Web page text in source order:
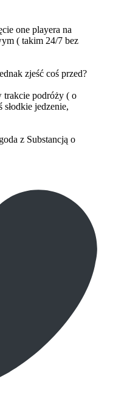
one playera na
( takim 24/7 bez
zjeść coś przed?
trakcie podróży ( o
jedzenie,
z Substancją o